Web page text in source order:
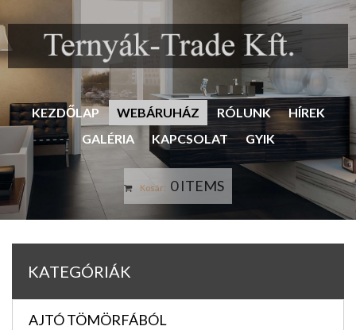
KEZDŐLAP WEBÁRUHÁZ RÓLUNK
HÍREK
GALÉRIA
KAPCSOLAT GYIK
Kosár: 0 ITEMS
KATEGÓRIÁK
AJTÓ TÖMÖRFÁBÓL